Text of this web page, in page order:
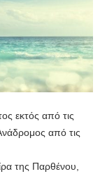
εκτός από τις
από τις
της Παρθένου,